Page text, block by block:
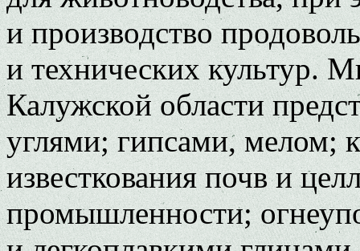
и производство
и технических культур.
Калужской области
углями; гипсами, мелом;
известкования почв и
промышленности;